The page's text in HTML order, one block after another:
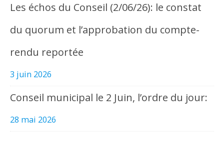
Les échos du Conseil (2/06/26): le constat
du quorum et l’approbation du compte-
rendu reportée
3 juin 2026
Conseil municipal le 2 Juin, l’ordre du jour:
28 mai 2026